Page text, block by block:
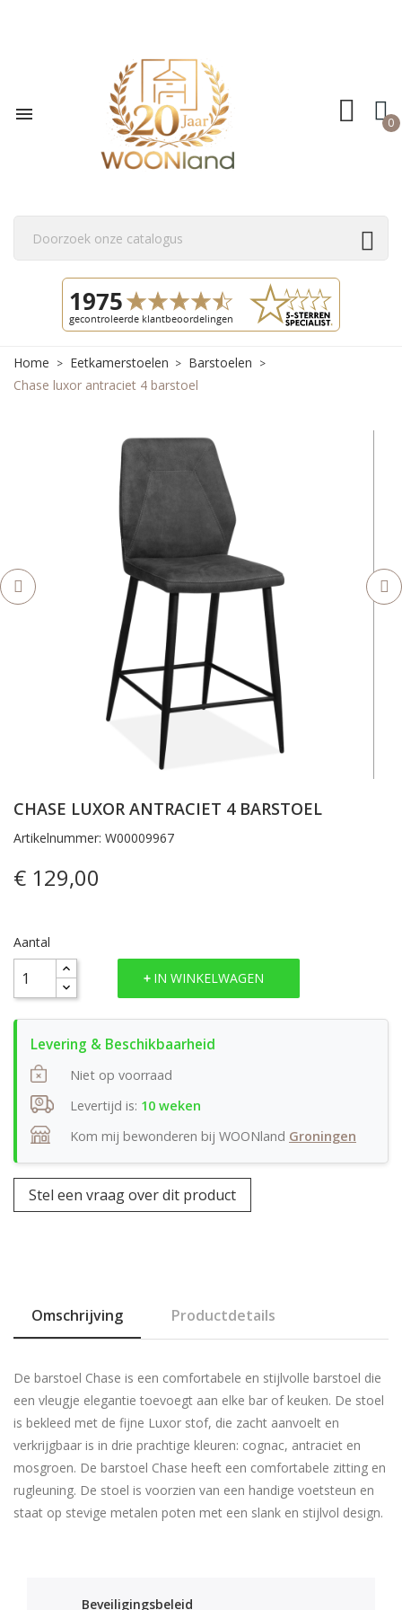
 0
Home Eetkamerstoelen
Barstoelen
Chase luxor antraciet 4 barstoel
CHASE LUXOR ANTRACIET 4 BARSTOEL
Artikelnummer: W00009967
€ 129,00
Aantal
IN WINKELWAGEN
Niet op voorraad
Levertijd is: 10 weken
Kom mij bewonderen bij WOONland Groningen
Stel een vraag over dit product
Omschrijving Productdetails
De barstoel Chase is een comfortabele en stijlvolle barstoel die
een vleugje elegantie toevoegt aan elke bar of keuken. De stoel
is bekleed met de fijne Luxor stof, die zacht aanvoelt en
verkrijgbaar is in drie prachtige kleuren: cognac, antraciet en
mosgroen. De barstoel Chase heeft een comfortabele zitting en
rugleuning. De stoel is voorzien van een handige voetsteun en
staat op stevige metalen poten met een slank en stijlvol design.
Beveiligingsbeleid